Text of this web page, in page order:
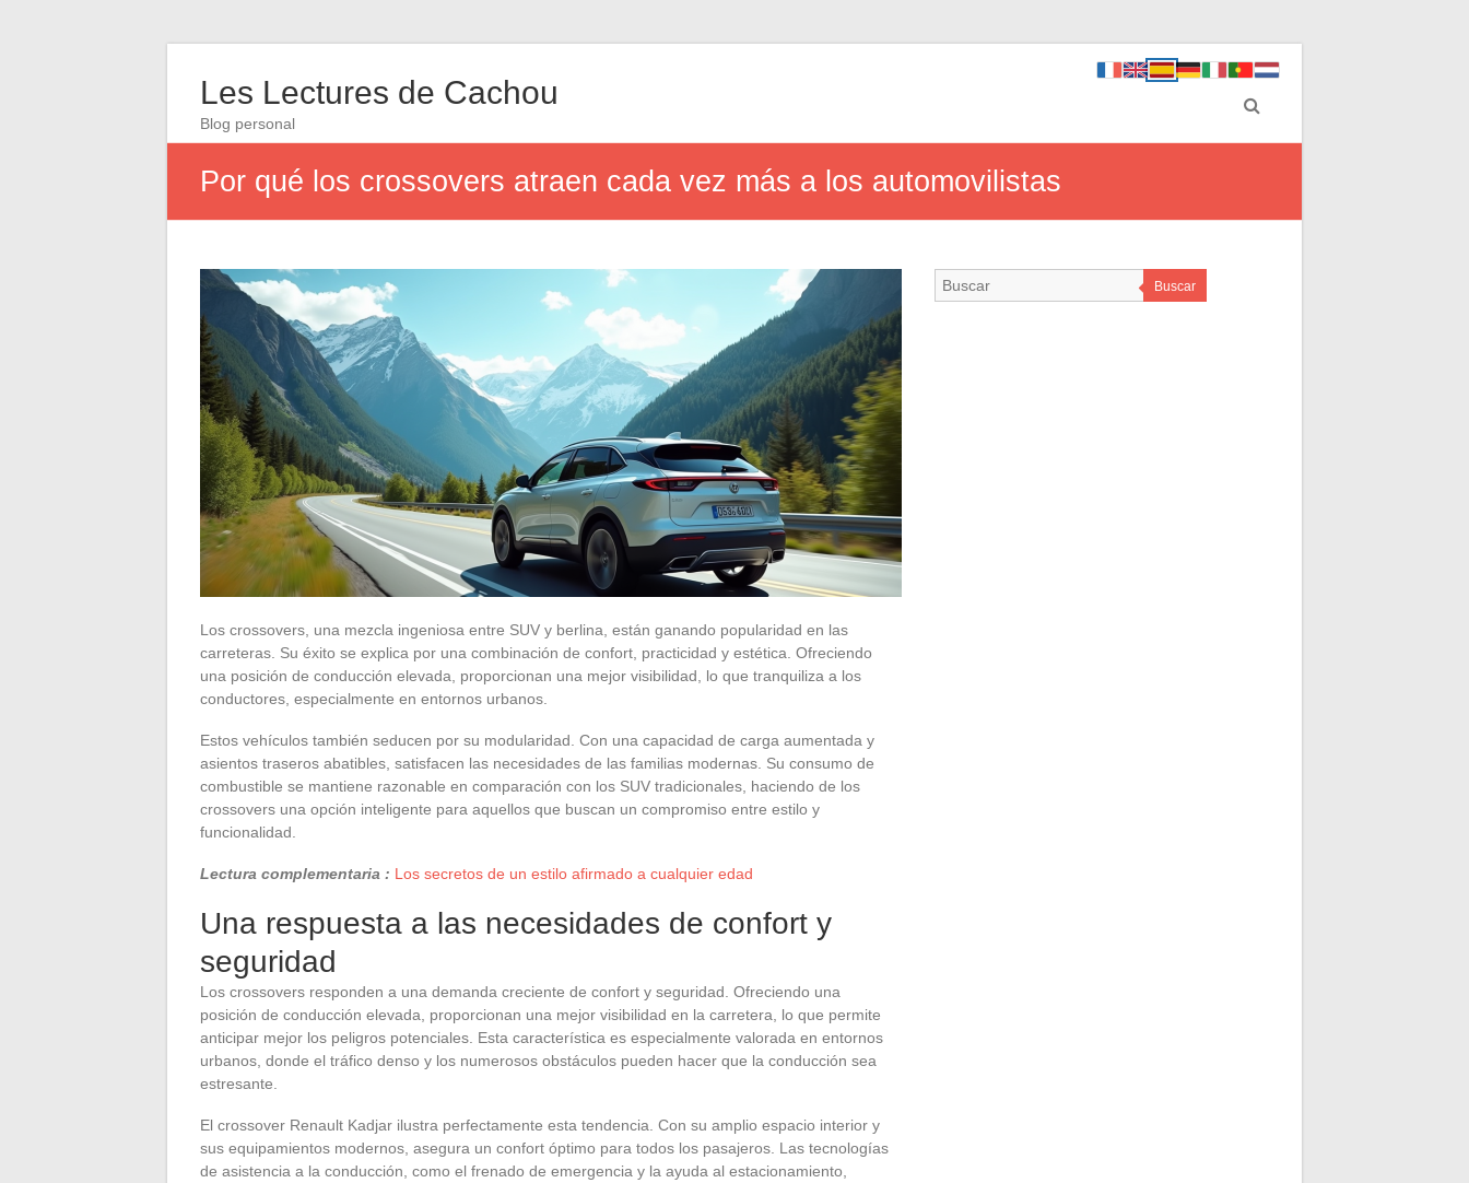
Les Lectures de Cachou
Blog personal
Por qué los crossovers atraen cada vez más a los automovilistas
Los crossovers, una mezcla ingeniosa entre SUV y berlina, están ganando popularidad en las
carreteras. Su éxito se explica por una combinación de confort, practicidad y estética. Ofreciendo
una posición de conducción elevada, proporcionan una mejor visibilidad, lo que tranquiliza a los
conductores, especialmente en entornos urbanos.
Estos vehículos también seducen por su modularidad. Con una capacidad de carga aumentada y
asientos traseros abatibles, satisfacen las necesidades de las familias modernas. Su consumo de
combustible se mantiene razonable en comparación con los SUV tradicionales, haciendo de los
crossovers una opción inteligente para aquellos que buscan un compromiso entre estilo y
funcionalidad.
Lectura complementaria : Los secretos de un estilo afirmado a cualquier edad
Una respuesta a las necesidades de confort y
seguridad
Los crossovers responden a una demanda creciente de confort y seguridad. Ofreciendo una
posición de conducción elevada, proporcionan una mejor visibilidad en la carretera, lo que permite
anticipar mejor los peligros potenciales. Esta característica es especialmente valorada en entornos
urbanos, donde el tráfico denso y los numerosos obstáculos pueden hacer que la conducción sea
estresante.
El crossover Renault Kadjar ilustra perfectamente esta tendencia. Con su amplio espacio interior y
sus equipamientos modernos, asegura un confort óptimo para todos los pasajeros. Las tecnologías
de asistencia a la conducción, como el frenado de emergencia y la ayuda al estacionamiento,
Buscar